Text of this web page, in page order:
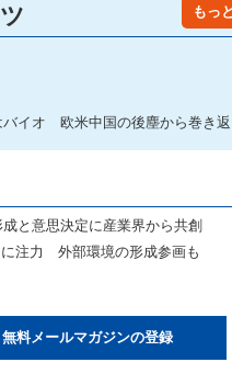
もっ
バイオ 欧米中国の後塵から巻き返
と意思決定に産業界から共創
注力 外部環境の形成参画も
無料メールマガジンの登録